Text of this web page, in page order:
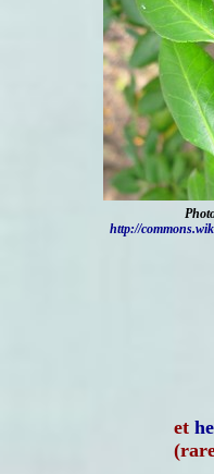
http://
et